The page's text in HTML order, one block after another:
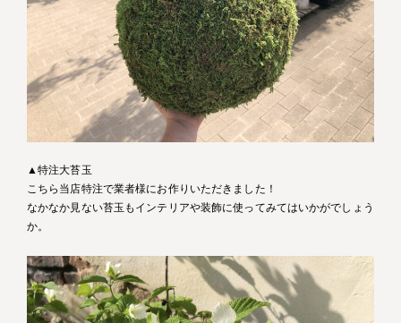
▲特注大苔玉
こちら当店特注で業者様にお作りいただきました！
なかなか見ない苔玉もインテリアや装飾に使ってみてはいかがでしょう
か。